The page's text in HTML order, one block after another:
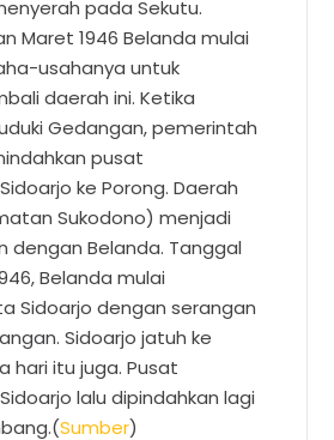
pada Sekutu.
Maret 1946 Belanda mulai
usahanya untuk
daerah ini. Ketika
Gedangan, pemerintah
pusat
ke Porong. Daerah
Sukodono) menjadi
dengan Belanda. Tanggal
Belanda mulai
Sidoarjo dengan serangan
Sidoarjo jatuh ke
hari itu juga. Pusat
lalu dipindahkan lagi
Sumber)